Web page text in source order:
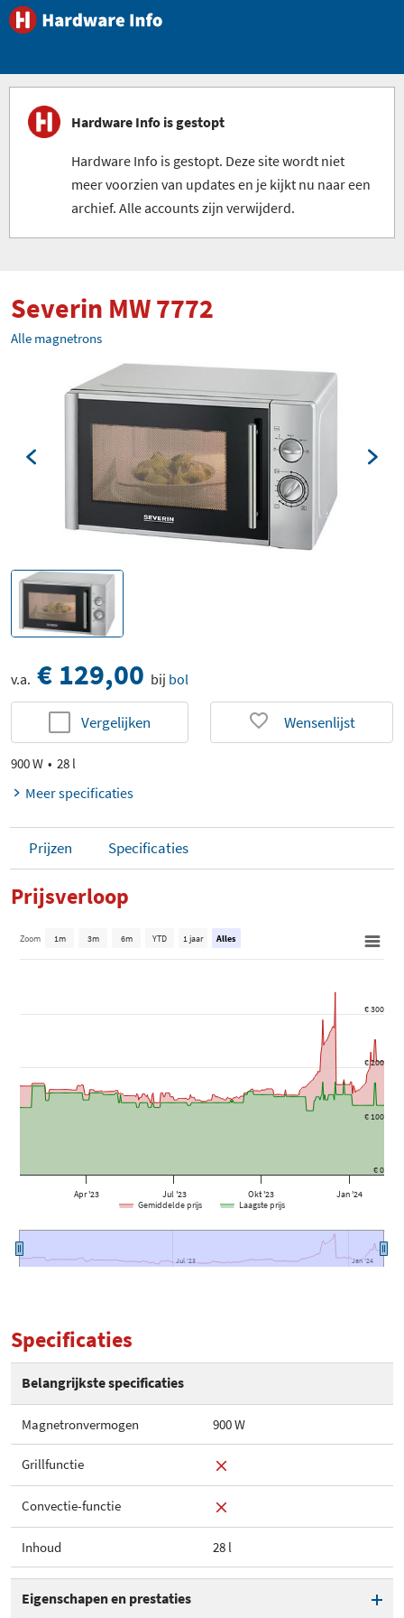
Hardware Info is gestopt
Hardware Info is gestopt. Deze site wordt niet
meer voorzien van updates en je kijkt nu naar een
archief. Alle accounts zijn verwijderd.
Severin MW 7772
Alle magnetrons
v.a. € 129,00 bij bol
Vergelijken Wensenlijst
900 W 28 l
Meer specificaties
Prijzen Specificaties
Prijsverloop
Apr '23 Jul '23 Okt '23 Jan '24
Jul '23
Jul '23 Jan '24
Jan '24
€ 0
€ 100
€ 200
€ 300
Zoom 1m 3m 6m YTD 1 jaar Alles
Gemiddelde prijs Laagste prijs
Specificaties
Belangrijkste specificaties
Magnetronvermogen 900 W
Grillfunctie
Convectie-functie
Inhoud 28 l
Eigenschapen en prestaties